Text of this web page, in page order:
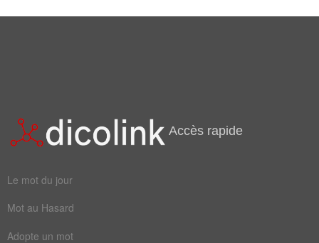
repas
bouffe
Accès rapide
Le mot du jour
Mot au Hasard
Adopte un mot